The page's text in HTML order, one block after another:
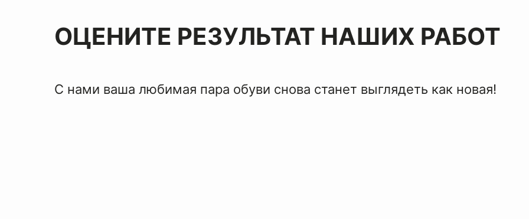
ОЦЕНИТЕ РЕЗУЛЬТАТ НАШИХ РАБОТ
С нами ваша любимая пара обуви снова станет выглядеть как новая!